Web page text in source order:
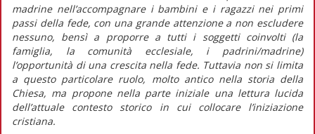
madrine nell’accompagnare i bambini e i ragazzi nei primi
passi della fede, con una grande attenzione a non escludere
nessuno, bensì a proporre a tutti i soggetti coinvolti (la
famiglia, la comunità ecclesiale, i padrini/madrine)
l’opportunità di una crescita nella fede. Tuttavia non si limita
a questo particolare ruolo, molto antico nella storia della
Chiesa, ma propone nella parte iniziale una lettura lucida
dell’attuale contesto storico in cui collocare l’iniziazione
cristiana.